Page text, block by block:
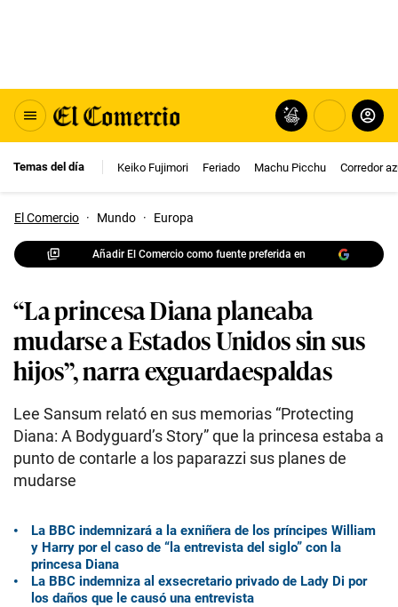
Temas del día Keiko Fujimori Feriado Machu Picchu Corredor
El Comercio · Mundo · Europa
Añadir El Comercio como fuente preferida en
“La princesa Diana planeaba
mudarse a Estados Unidos sin sus
hijos”, narra exguardaespaldas
Lee Sansum relató en sus memorias “Protecting
Diana: A Bodyguard’s Story” que la princesa estaba a
punto de contarle a los paparazzi sus planes de
mudarse
La BBC indemnizará a la exniñera de los príncipes William
y Harry por el caso de “la entrevista del siglo” con la
princesa Diana
La BBC indemniza al exsecretario privado de Lady Di por
los daños que le causó una entrevista